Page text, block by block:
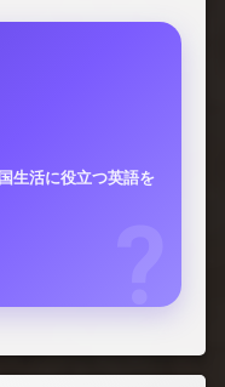
生活に役立つ英語を